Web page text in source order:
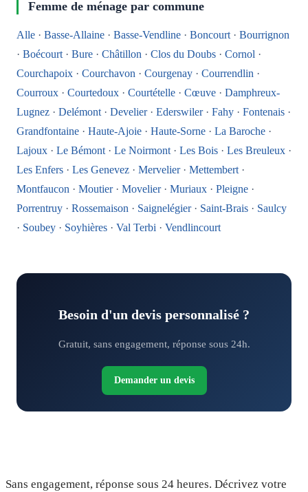
Femme de ménage par commune
Alle · Basse-Allaine · Basse-Vendline · Boncourt· Bourrignon
· Boécourt· Bure · Châtillon · Clos du Doubs · Cornol ·
Courchapoix · Courchavon · Courgenay · Courrendlin ·
Courroux · Courtedoux · Courtételle · Cœuve · Damphreux-
Lugnez · Delémont· Develier· Ederswiler· Fahy · Fontenais ·
Grandfontaine · Haute-Ajoie · Haute-Sorne · La Baroche ·
Lajoux · Le Bémont· Le Noirmont· Les Bois · Les Breuleux ·
Les Enfers · Les Genevez · Mervelier· Mettembert·
Montfaucon · Moutier· Movelier· Muriaux · Pleigne ·
Porrentruy · Rossemaison · Saignelégier· Saint-Brais · Saulcy
· Soubey · Soyhières · Val Terbi · Vendlincourt
Besoin d'un devis personnalisé ?
Gratuit, sans engagement, réponse sous 24h.
Demander un devis
Sans engagement, réponse sous 24 heures. Décrivez votre